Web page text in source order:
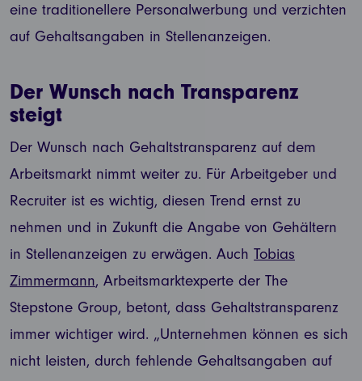
eine traditionellere Personalwerbung und verzichten
auf Gehaltsangaben in Stellenanzeigen.
Der Wunsch nach Transparenz
steigt
Der Wunsch nach Gehaltstransparenz auf dem
Arbeitsmarkt nimmt weiter zu. Für Arbeitgeber und
Recruiter ist es wichtig, diesen Trend ernst zu
nehmen und in Zukunft die Angabe von Gehältern
in Stellenanzeigen zu erwägen. Auch Tobias
Zimmermann, Arbeitsmarktexperte der The
Stepstone Group, betont, dass Gehaltstransparenz
immer wichtiger wird. „Unternehmen können es sich
nicht leisten, durch fehlende Gehaltsangaben auf